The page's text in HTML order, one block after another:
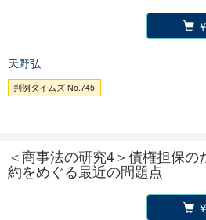
天野弘
判例タイムズ No.745
＜商事法の研究4＞債権担保
約をめぐる最近の問題点